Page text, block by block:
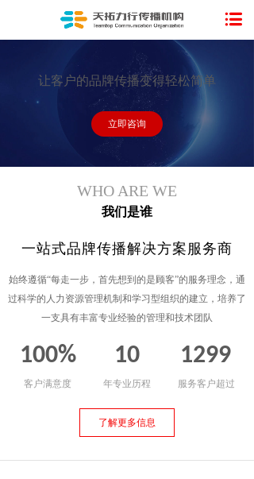
让客户的品牌传播变得轻松简单
立即咨询
WHO ARE WE
我们是谁
了解更多信息
10
服务客户超过
年专业历程
客户满意度
100% 1299
始终遵循“每走一步，首先想到的是顾客”的服务理念，通
过科学的人力资源管理机制和学习型组织的建立，培养了
一支具有丰富专业经验的管理和技术团队
一站式品牌传播解决方案服务商